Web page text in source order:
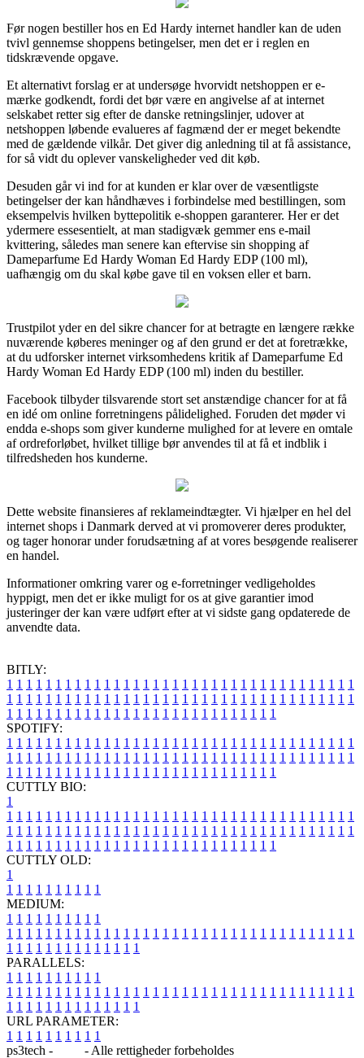
Før nogen bestiller hos en Ed Hardy internet handler kan de uden
tvivl gennemse shoppens betingelser, men det er i reglen en
tidskrævende opgave.
Et alternativt forslag er at undersøge hvorvidt netshoppen er e-
mærke godkendt, fordi det bør være en angivelse af at internet
selskabet retter sig efter de danske retningslinjer, udover at
netshoppen løbende evalueres af fagmænd der er meget bekendte
med de gældende vilkår. Det giver dig anledning til at få assistance,
for så vidt du oplever vanskeligheder ved dit køb.
Desuden går vi ind for at kunden er klar over de væsentligste
betingelser der kan håndhæves i forbindelse med bestillingen, som
eksempelvis hvilken byttepolitik e-shoppen garanterer. Her er det
ydermere essesentielt, at man stadigvæk gemmer ens e-mail
kvittering, således man senere kan eftervise sin shopping af
Dameparfume Ed Hardy Woman Ed Hardy EDP (100 ml),
uafhængig om du skal købe gave til en voksen eller et barn.
Trustpilot yder en del sikre chancer for at betragte en længere række
nuværende køberes meninger og af den grund er det at foretrække,
at du udforsker internet virksomhedens kritik af Dameparfume Ed
Hardy Woman Ed Hardy EDP (100 ml) inden du bestiller.
Facebook tilbyder tilsvarende stort set anstændige chancer for at få
en idé om online forretningens pålidelighed. Foruden det møder vi
endda e-shops som giver kunderne mulighed for at levere en omtale
af ordreforløbet, hvilket tillige bør anvendes til at få et indblik i
tilfredsheden hos kunderne.
Dette website finansieres af reklameindtægter. Vi hjælper en hel del
internet shops i Danmark derved at vi promoverer deres produkter,
og tager honorar under forudsætning af at vores besøgende realiserer
en handel.
Informationer omkring varer og e-forretninger vedligeholdes
hyppigt, men det er ikke muligt for os at give garantier imod
justeringer der kan være udført efter at vi sidste gang opdaterede de
anvendte data.
BITLY:
1 1 1 1 1 1 1 1 1 1 1 1 1 1 1 1 1 1 1 1 1 1 1 1 1 1 1 1 1 1 1 1 1 1 1 1
1 1 1 1 1 1 1 1 1 1 1 1 1 1 1 1 1 1 1 1 1 1 1 1 1 1 1 1 1 1 1 1 1 1 1 1
1 1 1 1 1 1 1 1 1 1 1 1 1 1 1 1 1 1 1 1 1 1 1 1 1 1 1 1
SPOTIFY:
1 1 1 1 1 1 1 1 1 1 1 1 1 1 1 1 1 1 1 1 1 1 1 1 1 1 1 1 1 1 1 1 1 1 1 1
1 1 1 1 1 1 1 1 1 1 1 1 1 1 1 1 1 1 1 1 1 1 1 1 1 1 1 1 1 1 1 1 1 1 1 1
1 1 1 1 1 1 1 1 1 1 1 1 1 1 1 1 1 1 1 1 1 1 1 1 1 1 1 1
CUTTLY BIO:
1
1 1 1 1 1 1 1 1 1 1 1 1 1 1 1 1 1 1 1 1 1 1 1 1 1 1 1 1 1 1 1 1 1 1 1 1
1 1 1 1 1 1 1 1 1 1 1 1 1 1 1 1 1 1 1 1 1 1 1 1 1 1 1 1 1 1 1 1 1 1 1 1
1 1 1 1 1 1 1 1 1 1 1 1 1 1 1 1 1 1 1 1 1 1 1 1 1 1 1 1
CUTTLY OLD:
1
1 1 1 1 1 1 1 1 1 1
MEDIUM:
1 1 1 1 1 1 1 1 1 1
1 1 1 1 1 1 1 1 1 1 1 1 1 1 1 1 1 1 1 1 1 1 1 1 1 1 1 1 1 1 1 1 1 1 1 1
1 1 1 1 1 1 1 1 1 1 1 1 1 1
PARALLELS:
1 1 1 1 1 1 1 1 1 1
1 1 1 1 1 1 1 1 1 1 1 1 1 1 1 1 1 1 1 1 1 1 1 1 1 1 1 1 1 1 1 1 1 1 1 1
1 1 1 1 1 1 1 1 1 1 1 1 1 1
URL PARAMETER:
1 1 1 1 1 1 1 1 1 1
ps3tech -
- Alle rettigheder forbeholdes